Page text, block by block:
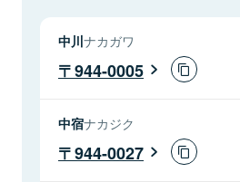
中川ナカガワ
944-0005
中宿ナカジク
944-0027